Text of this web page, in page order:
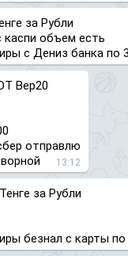
за Рубли
каспи объем есть
с Дениз банка по
Bep20
отправлю
13:12
за Рубли
безнал с карты по